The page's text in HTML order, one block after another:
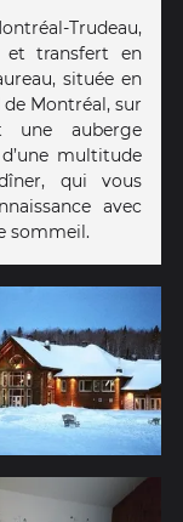
Trudeau,
et transfert en
située en
Montréal, sur
une auberge
multitude
qui vous
avec
sommeil.